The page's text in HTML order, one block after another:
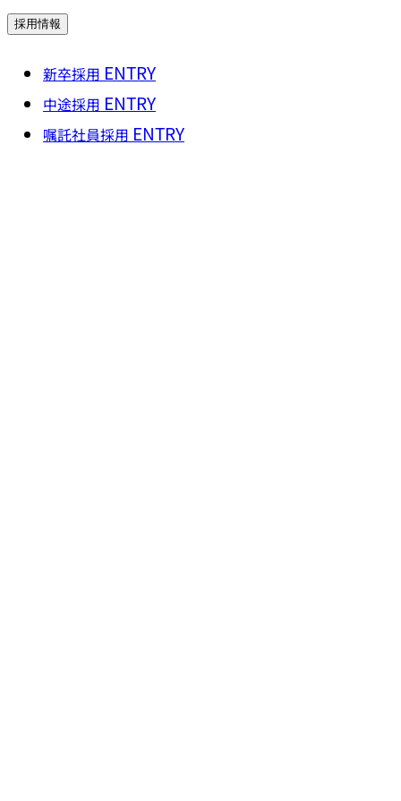
採用情報
新卒採用 ENTRY
中途採用 ENTRY
嘱託社員採用 ENTRY